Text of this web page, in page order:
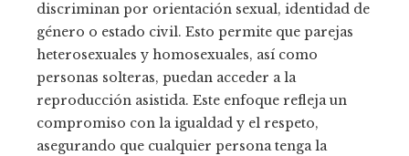
discriminan por orientación sexual, identidad de
género o estado civil. Esto permite que parejas
heterosexuales y homosexuales, así como
personas solteras, puedan acceder a la
reproducción asistida. Este enfoque refleja un
compromiso con la igualdad y el respeto,
asegurando que cualquier persona tenga la